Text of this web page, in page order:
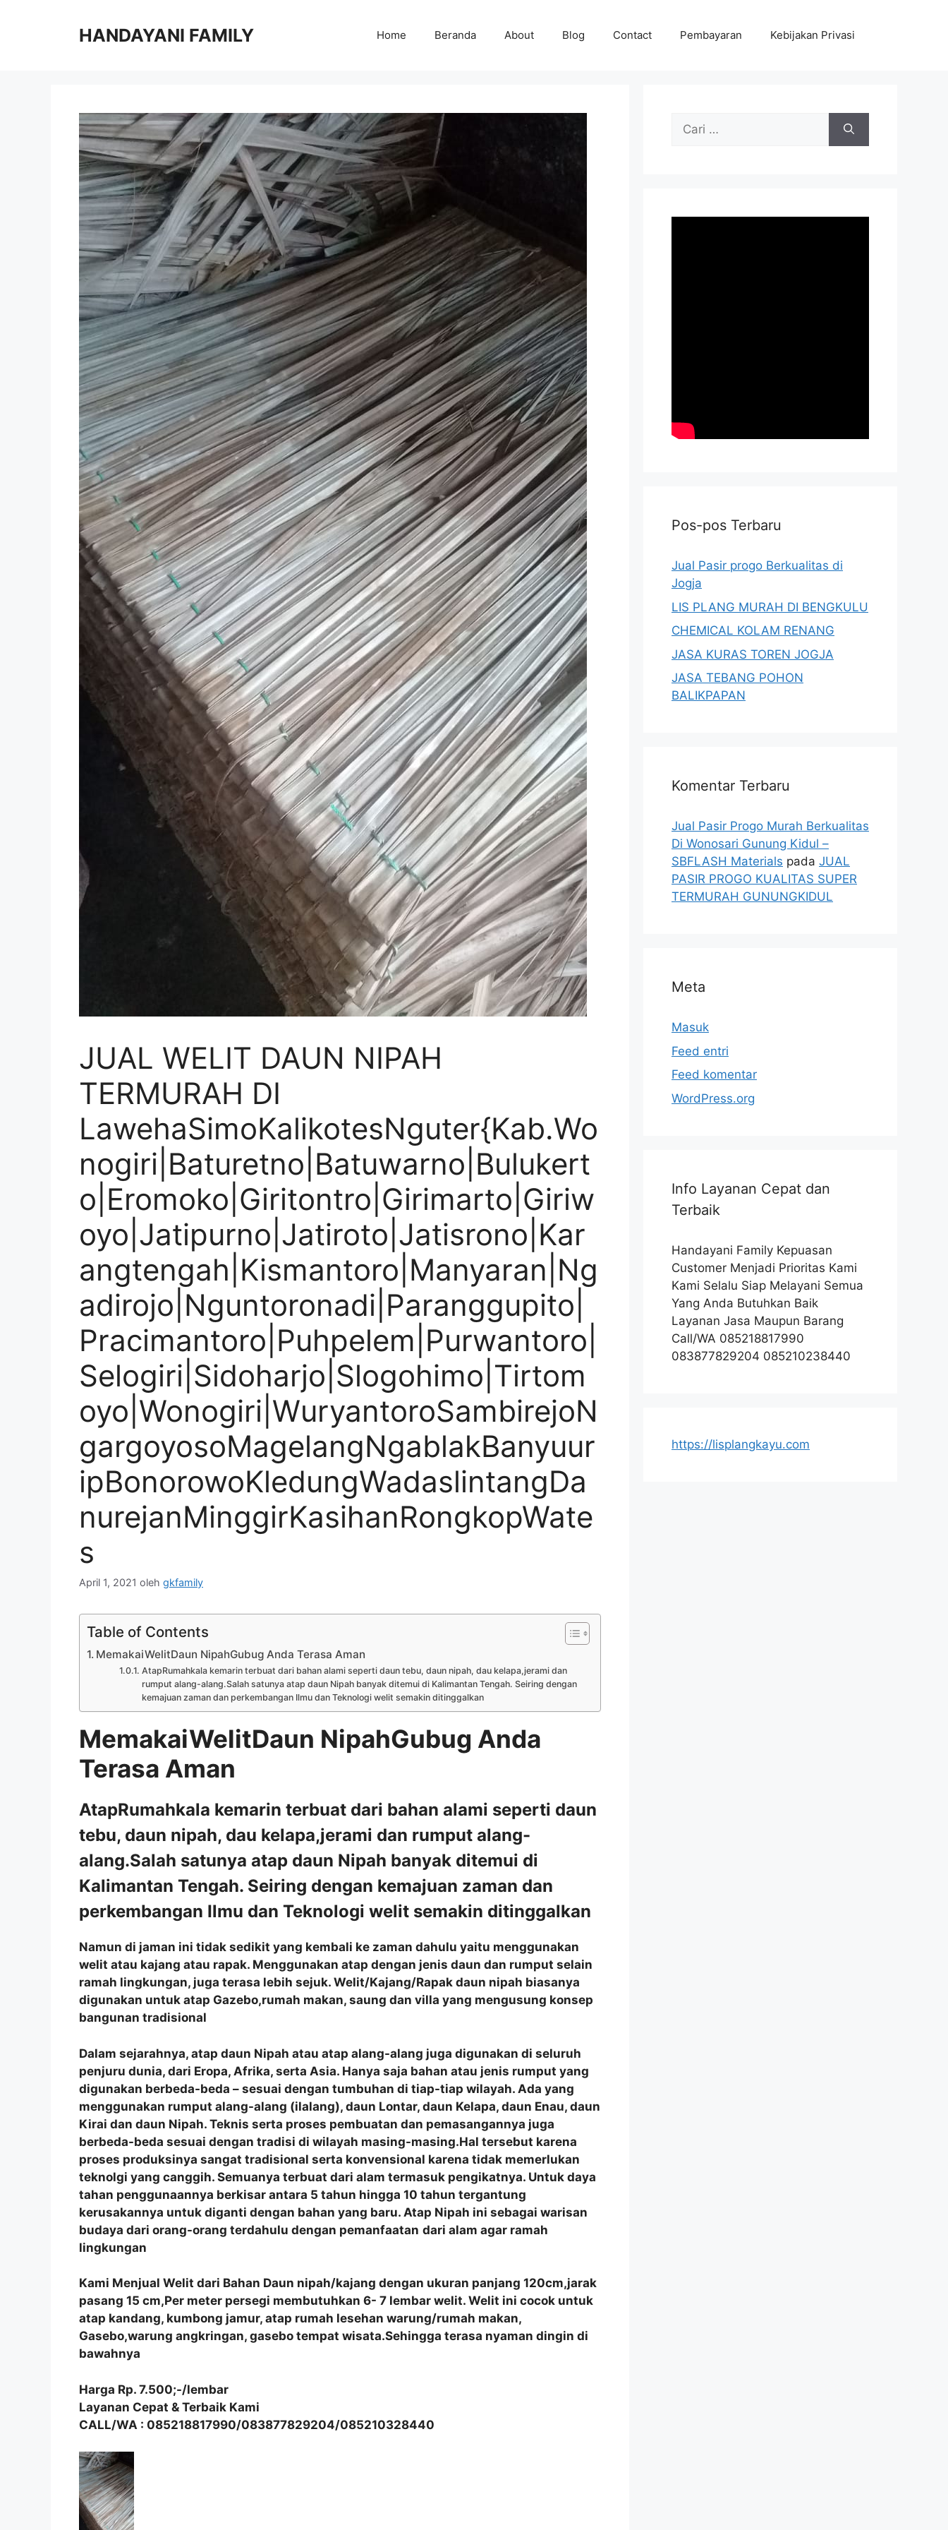
HANDAYANI FAMILY Home Beranda About Blog Contact Pembayaran Kebijakan Privasi
JUAL WELIT DAUN NIPAH
TERMURAH DI
LawehaSimoKalikotesNguter{Kab.Wo
nogiri|Baturetno|Batuwarno|Bulukert
o|Eromoko|Giritontro|Girimarto|Giriw
oyo|Jatipurno|Jatiroto|Jatisrono|Kar
angtengah|Kismantoro|Manyaran|Ng
adirojo|Nguntoronadi|Paranggupito|
Pracimantoro|Puhpelem|Purwantoro|
Selogiri|Sidoharjo|Slogohimo|Tirtom
oyo|Wonogiri|WuryantoroSambirejoN
gargoyosoMagelangNgablakBanyuur
ipBonorowoKledungWadaslintangDa
nurejanMinggirKasihanRongkopWate
s
April 1, 2021 oleh gkfamily
Table of Contents
MemakaiWelitDaun NipahGubug Anda Terasa Aman
AtapRumahkala kemarin terbuat dari bahan alami seperti daun tebu, daun nipah, dau kelapa,jerami dan
rumput alang-alang.Salah satunya atap daun Nipah banyak ditemui di Kalimantan Tengah. Seiring dengan
kemajuan zaman dan perkembangan Ilmu dan Teknologi welit semakin ditinggalkan
MemakaiWelitDaun NipahGubug Anda
Terasa Aman
AtapRumahkala kemarin terbuat dari bahan alami seperti daun
tebu, daun nipah, dau kelapa,jerami dan rumput alang-
alang.Salah satunya atap daun Nipah banyak ditemui di
Kalimantan Tengah. Seiring dengan kemajuan zaman dan
perkembangan Ilmu dan Teknologi welit semakin ditinggalkan
Namun di jaman ini tidak sedikit yang kembali ke zaman dahulu yaitu menggunakan
welit atau kajang atau rapak. Menggunakan atap dengan jenis daun dan rumput selain
ramah lingkungan, juga terasa lebih sejuk. Welit/Kajang/Rapak daun nipah biasanya
digunakan untuk atap Gazebo,rumah makan, saung dan villa yang mengusung konsep
bangunan tradisional
Dalam sejarahnya, atap daun Nipah atau atap alang-alang juga digunakan di seluruh
penjuru dunia, dari Eropa, Afrika, serta Asia. Hanya saja bahan atau jenis rumput yang
digunakan berbeda-beda – sesuai dengan tumbuhan di tiap-tiap wilayah. Ada yang
menggunakan rumput alang-alang (ilalang), daun Lontar, daun Kelapa, daun Enau, daun
Kirai dan daun Nipah. Teknis serta proses pembuatan dan pemasangannya juga
berbeda-beda sesuai dengan tradisi di wilayah masing-masing.Hal tersebut karena
proses produksinya sangat tradisional serta konvensional karena tidak memerlukan
teknolgi yang canggih. Semuanya terbuat dari alam termasuk pengikatnya. Untuk daya
tahan penggunaannya berkisar antara 5 tahun hingga 10 tahun tergantung
kerusakannya untuk diganti dengan bahan yang baru. Atap Nipah ini sebagai warisan
budaya dari orang-orang terdahulu dengan pemanfaatan dari alam agar ramah
lingkungan
Kami Menjual Welit dari Bahan Daun nipah/kajang dengan ukuran panjang 120cm,jarak
pasang 15 cm,Per meter persegi membutuhkan 6- 7 lembar welit. Welit ini cocok untuk
atap kandang, kumbong jamur, atap rumah lesehan warung/rumah makan,
Gasebo,warung angkringan, gasebo tempat wisata.Sehingga terasa nyaman dingin di
bawahnya
Harga Rp. 7.500;-/lembar
Layanan Cepat & Terbaik Kami
CALL/WA : 085218817990/083877829204/085210328440
Cari
Pos-pos Terbaru
Jual Pasir progo Berkualitas di
Jogja
LIS PLANG MURAH DI BENGKULU
CHEMICAL KOLAM RENANG
JASA KURAS TOREN JOGJA
JASA TEBANG POHON
BALIKPAPAN
Komentar Terbaru
Jual Pasir Progo Murah Berkualitas
Di Wonosari Gunung Kidul –
SBFLASH Materials pada JUAL
PASIR PROGO KUALITAS SUPER
TERMURAH GUNUNGKIDUL
Meta
Masuk
Feed entri
Feed komentar
WordPress.org
Info Layanan Cepat dan
Terbaik
Handayani Family Kepuasan
Customer Menjadi Prioritas Kami
Kami Selalu Siap Melayani Semua
Yang Anda Butuhkan Baik
Layanan Jasa Maupun Barang
Call/WA 085218817990
083877829204 085210238440
https://lisplangkayu.com